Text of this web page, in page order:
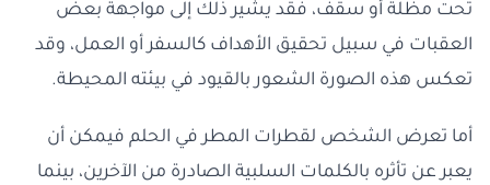
تحت مظلة أو سقف، فقد يشير ذلك إلى مواجهة بعض
العقبات في سبيل تحقيق الأهداف كالسفر أو العمل، وقد
تعكس هذه الصورة الشعور بالقيود في بيئته المحيطة.
أما تعرض الشخص لقطرات المطر في الحلم فيمكن أن
يعبر عن تأثره بالكلمات السلبية الصادرة من الآخرين، بينما